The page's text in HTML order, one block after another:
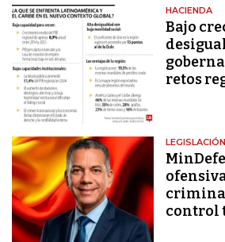
HACIENDA
Bajo
retos
LEGISLACIÓN
control